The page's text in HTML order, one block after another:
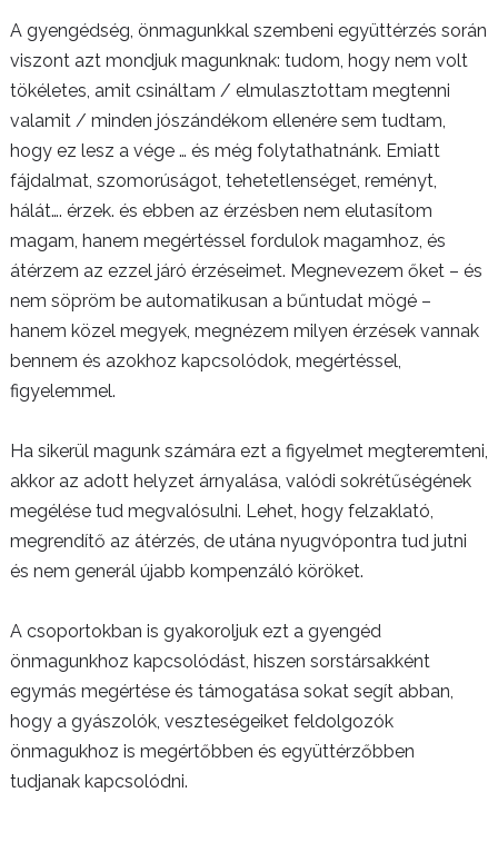
A gyengédség, önmagunkkal szembeni együttérzés során
viszont azt mondjuk magunknak: tudom, hogy nem volt
tökéletes, amit csináltam / elmulasztottam megtenni
valamit / minden jószándékom ellenére sem tudtam,
hogy ez lesz a vége … és még folytathatnánk. Emiatt
fájdalmat, szomorúságot, tehetetlenséget, reményt,
hálát…. érzek. és ebben az érzésben nem elutasítom
magam, hanem megértéssel fordulok magamhoz, és
átérzem az ezzel járó érzéseimet. Megnevezem őket – és
nem söpröm be automatikusan a bűntudat mögé –
hanem közel megyek, megnézem milyen érzések vannak
bennem és azokhoz kapcsolódok, megértéssel,
figyelemmel.
Ha sikerül magunk számára ezt a figyelmet megteremteni,
akkor az adott helyzet árnyalása, valódi sokrétűségének
megélése tud megvalósulni. Lehet, hogy felzaklató,
megrendítő az átérzés, de utána nyugvópontra tud jutni
és nem generál újabb kompenzáló köröket.
A csoportokban is gyakoroljuk ezt a gyengéd
önmagunkhoz kapcsolódást, hiszen sorstársakként
egymás megértése és támogatása sokat segít abban,
hogy a gyászolók, veszteségeiket feldolgozók
önmagukhoz is megértőbben és együttérzőbben
tudjanak kapcsolódni.